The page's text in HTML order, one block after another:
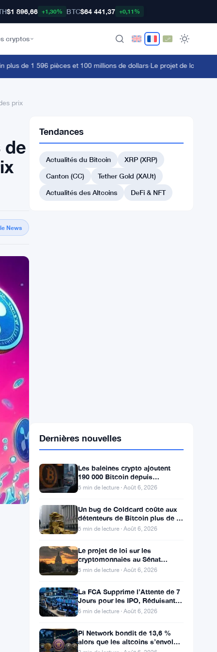
$1 896,66 +1,30% BTC$64 441,37 +0,11%
cryptos
de 1 596 pièces et 100 millions de dollars·Le projet de loi sur les
prix
de
News
Tendances
Actualités du Bitcoin
XRP (XRP)
Canton (CC)
Tether Gold (XAUt)
Actualités des Altcoins
DeFi & NFT
Les baleines crypto ajoutent
décembre, signaux de creux du
marché baissier s’accumulent
5 min de lecture · Août 6, 2026
Un bug de Coldcard coûte aux
596 pièces et 100 millions de
dollars
5 min de lecture · Août 6, 2026